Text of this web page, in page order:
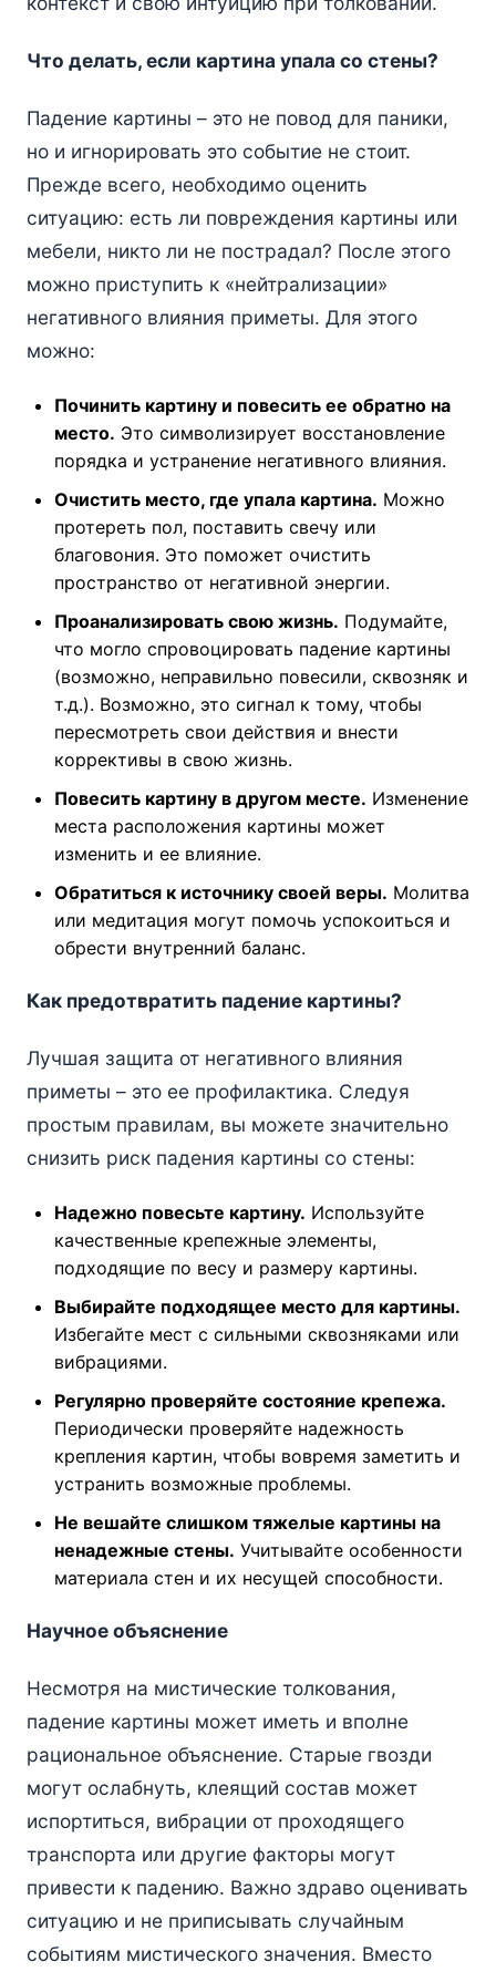
Что делать, если картина упала со стены?
Падение картины – это не повод для паники,
но и игнорировать это событие не стоит.
Прежде всего, необходимо оценить
ситуацию: есть ли повреждения картины или
мебели, никто ли не пострадал? После этого
можно приступить к «нейтрализации»
негативного влияния приметы. Для этого
можно:
Починить картину и повесить ее обратно на
место. Это символизирует восстановление
порядка и устранение негативного влияния.
Очистить место, где упала картина. Можно
протереть пол, поставить свечу или
благовония. Это поможет очистить
пространство от негативной энергии.
Проанализировать свою жизнь. Подумайте,
что могло спровоцировать падение картины
(возможно, неправильно повесили, сквозняк и
т.д.). Возможно, это сигнал к тому, чтобы
пересмотреть свои действия и внести
коррективы в свою жизнь.
Повесить картину в другом месте. Изменение
места расположения картины может
изменить и ее влияние.
Обратиться к источнику своей веры. Молитва
или медитация могут помочь успокоиться и
обрести внутренний баланс.
Как предотвратить падение картины?
Лучшая защита от негативного влияния
приметы – это ее профилактика. Следуя
простым правилам, вы можете значительно
снизить риск падения картины со стены:
Надежно повесьте картину. Используйте
качественные крепежные элементы,
подходящие по весу и размеру картины.
Выбирайте подходящее место для картины.
Избегайте мест с сильными сквозняками или
вибрациями.
Регулярно проверяйте состояние крепежа.
Периодически проверяйте надежность
крепления картин, чтобы вовремя заметить и
устранить возможные проблемы.
Не вешайте слишком тяжелые картины на
ненадежные стены. Учитывайте особенности
материала стен и их несущей способности.
Научное объяснение
Несмотря на мистические толкования,
падение картины может иметь и вполне
рациональное объяснение. Старые гвозди
могут ослабнуть, клеящий состав может
испортиться, вибрации от проходящего
транспорта или другие факторы могут
привести к падению. Важно здраво оценивать
ситуацию и не приписывать случайным
событиям мистического значения. Вместо